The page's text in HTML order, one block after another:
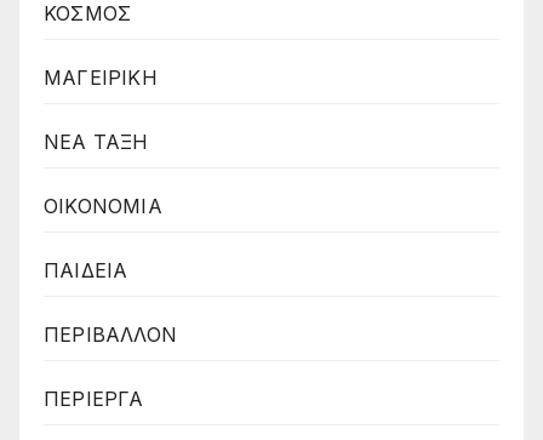
ΚΟΣΜΟΣ
ΜΑΓΕΙΡΙΚΗ
ΝΕΑ ΤΑΞΗ
ΟΙΚΟΝΟΜΙΑ
ΠΑΙΔΕΙΑ
ΠΕΡΙΒΑΛΛΟΝ
ΠΕΡΙΕΡΓΑ